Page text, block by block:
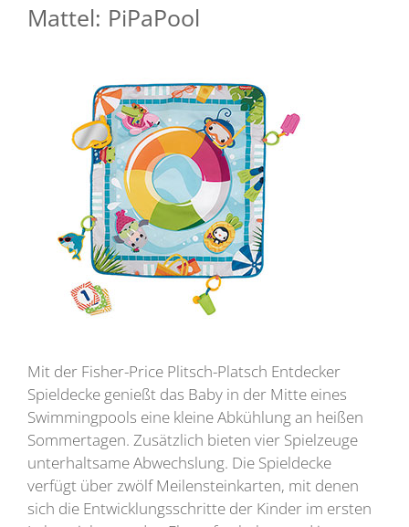
Mattel: PiPaPool
Mit der Fisher-Price Plitsch-Platsch Entdecker
Spieldecke genießt das Baby in der Mitte eines
Swimmingpools eine kleine Abkühlung an heißen
Sommertagen. Zusätzlich bieten vier Spielzeuge
unterhaltsame Abwechslung. Die Spieldecke
verfügt über zwölf Meilensteinkarten, mit denen
sich die Entwicklungsschritte der Kinder im ersten